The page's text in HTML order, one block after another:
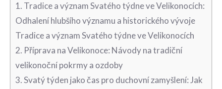
1. Tradice⁢ a ‌význam Svatého týdne ve Velikonocích:
Odhalení ⁢hlubšího významu ​a historického vývoje
Tradice a význam Svatého týdne‌ ve‌ Velikonocích
2. Příprava⁣ na Velikonoce: Návody na tradiční
velikonoční pokrmy a ozdoby
3. Svatý týden jako čas pro duchovní zamyšlení: Jak